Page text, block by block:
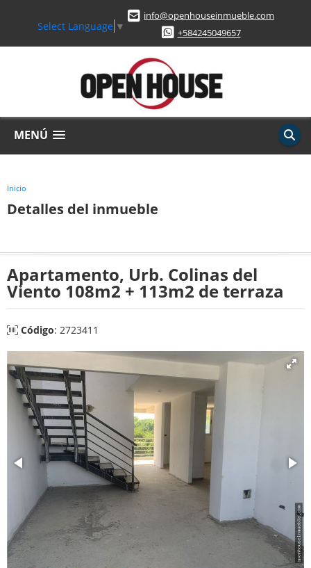
Select Language ▼
info@openhouseinmueble.com
+584245049657
MENÚ
Inicio
Detalles del inmueble
Apartamento, Urb. Colinas del
Viento 108m2 + 113m2 de terraza
Código: 2723411